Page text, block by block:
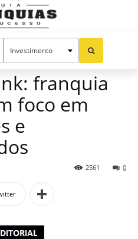
franquia
foco em
e
0
2561